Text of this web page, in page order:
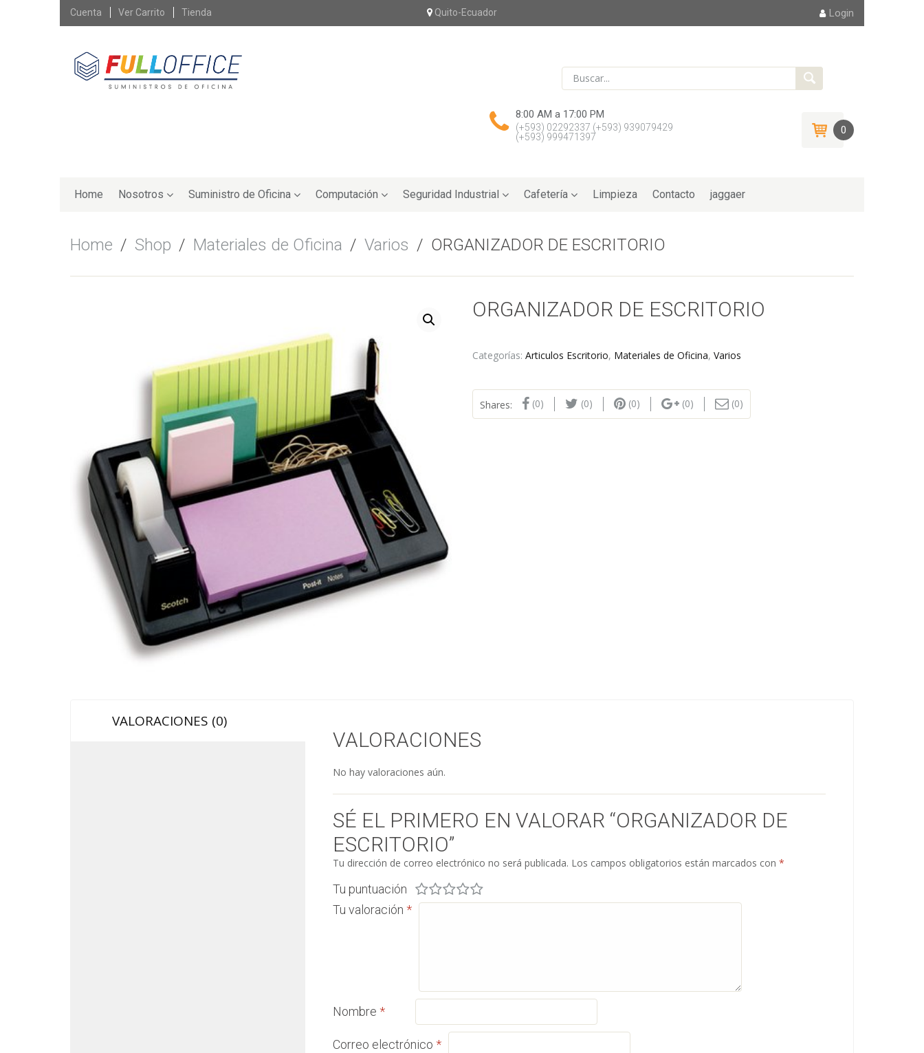
Skip
Cuenta Ver Carrito Tienda Quito-Ecuador Login
8:00 AM a 17:00 PM
(+593) 02292337 (+593) 939079429
(+593) 999471397
0
to
Home Nosotros Suministro de Oficina Computación Seguridad Industrial Cafetería Limpieza Contacto jaggaer
Home / Shop / Materiales de Oficina / Varios / ORGANIZADOR DE ESCRITORIO
ORGANIZADOR DE ESCRITORIO
Categorías: Articulos Escritorio, Materiales de Oficina, Varios
Shares: (0) (0) (0) (0) (0)
VALORACIONES (0)
VALORACIONES
No hay valoraciones aún.
SÉ EL PRIMERO EN VALORAR “ORGANIZADOR DE
ESCRITORIO”
Tu dirección de correo electrónico no será publicada. Los campos obligatorios están marcados con*
Tu puntuación
Tu valoración*
Nombre*
Correo electrónico*